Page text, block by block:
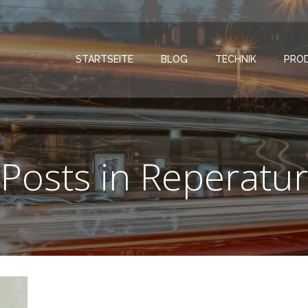
STARTSEITE BLOG TECHNIK
Posts in Reperatur